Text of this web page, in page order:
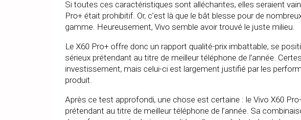
Si toutes ces caractéristiques sont alléchantes, elles seraient
Pro+ était prohibitif. Or, c’est là que le bât blesse pour de
gamme. Heureusement, Vivo semble avoir trouvé le juste milieu.
Le X60 Pro+ offre donc un rapport qualité-prix imbattable, se
sérieux prétendant au titre de meilleur téléphone de l’année.
investissement, mais celui-ci est largement justifié par les
produit.
Après ce test approfondi, une chose est certaine : le Vivo X60
prétendant au titre de meilleur téléphone de l’année. Sa